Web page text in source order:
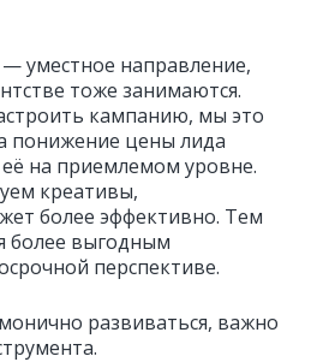
уместное направление,
тоже занимаются.
кампанию, мы это
понижение цены лида
на приемлемом уровне.
креативы,
более эффективно. Тем
более выгодным
перспективе.
развиваться, важно